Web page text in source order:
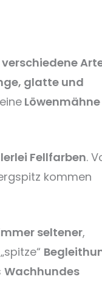
glatte und
Löwenmähne
Fellfarben.
kommen
seltener,
Wachhundes